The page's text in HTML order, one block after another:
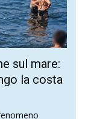
sul mare:
la costa